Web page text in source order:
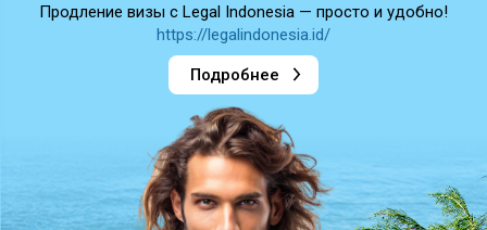
Продление визы с Legal Indonesia — просто и удобно!
https://legalindonesia.id/
Подробнее